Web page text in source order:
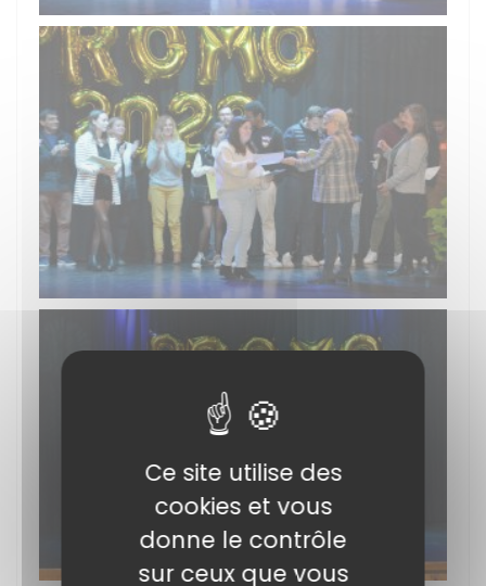
Ce site utilise des
cookies et vous
donne le contrôle
sur ceux que vous